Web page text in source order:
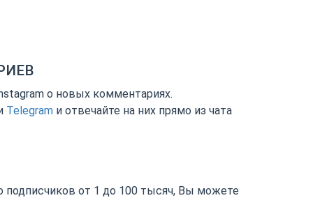
о новых комментариях.
Telegram и отвечайте на них прямо из чата
подписчиков от 1 до 100 тысяч, Вы можете